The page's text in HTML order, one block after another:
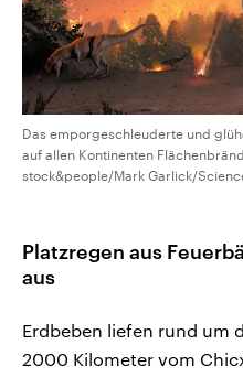
Das emporgeschleuderte und
auf allen Kontinenten
stock&people/Mark Garlick/
Platzregen aus
aus
Erdbeben liefen rund um
2000 Kilometer vom